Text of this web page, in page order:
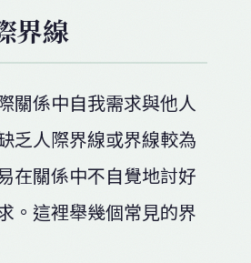
界線
關係中自我需求與他人
乏人際界線或界線較為
在關係中不自覺地討好
。這裡舉幾個常見的界